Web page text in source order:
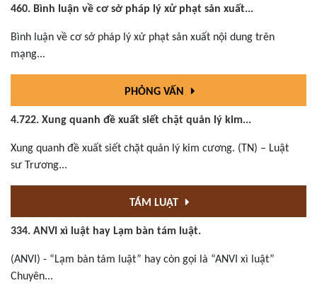
460. Bình luận về cơ sở pháp lý xử phạt sản xuất...
Bình luận về cơ sở pháp lý xử phạt sản xuất nội dung trên
mạng...
PHỎNG VẤN
4.722. Xung quanh đề xuất siết chặt quản lý kim...
Xung quanh đề xuất siết chặt quản lý kim cương. (TN) – Luật
sư Trương...
TÁM LUẬT
334. ANVI xì luật hay Lạm bàn tám luật.
(ANVI) - “Lạm bàn tám luật” hay còn gọi là “ANVI xì luật”
Chuyên...